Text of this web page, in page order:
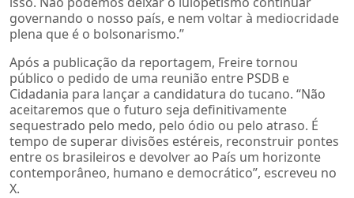
governando o nosso país, e nem voltar à mediocridade
plena que é o bolsonarismo.”
Após a publicação da reportagem, Freire tornou
público o pedido de uma reunião entre PSDB e
Cidadania para lançar a candidatura do tucano. “Não
aceitaremos que o futuro seja definitivamente
sequestrado pelo medo, pelo ódio ou pelo atraso. É
tempo de superar divisões estéreis, reconstruir pontes
entre os brasileiros e devolver ao País um horizonte
contemporâneo, humano e democrático”, escreveu no
X.